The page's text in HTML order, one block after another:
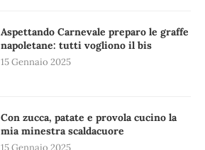
Aspettando Carnevale preparo le graffe
napoletane: tutti vogliono il bis
15 Gennaio 2025
Con zucca, patate e provola cucino la
mia minestra scaldacuore